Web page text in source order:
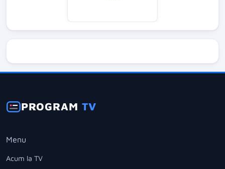
PROGRAMTV
Menu
Acum la TV